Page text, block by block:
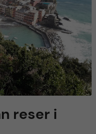
reser i